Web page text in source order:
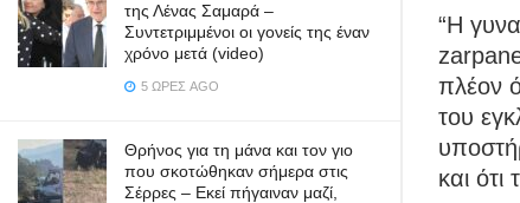
της Λένας Σαμαρά –
Συντετριμμένοι οι γονείς της έναν
χρόνο μετά (video)
5 ΏΡΕΣ AGO
Θρήνος για τη μάνα και τον γιο
που σκοτώθηκαν σήμερα στις
Σέρρες – Εκεί πήγαιναν μαζί,
“Η
πλέον
του
και